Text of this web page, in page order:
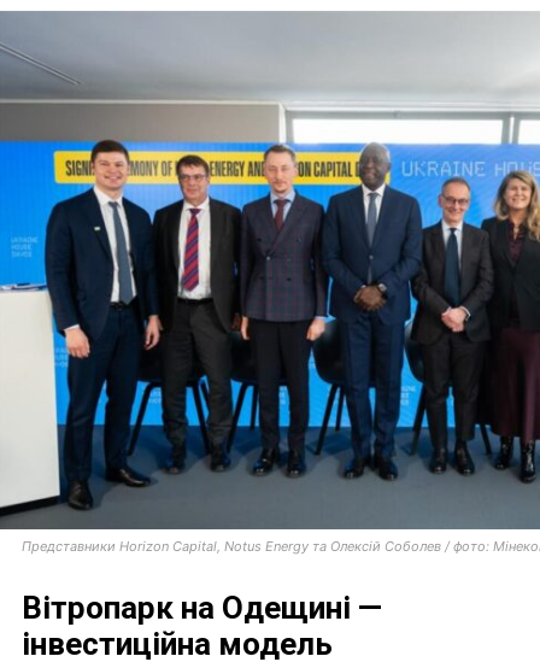
Представники Horizon Capital, Notus Energy та Олексій Соболев / фото:
Вітропарк на Одещині —
інвестиційна модель